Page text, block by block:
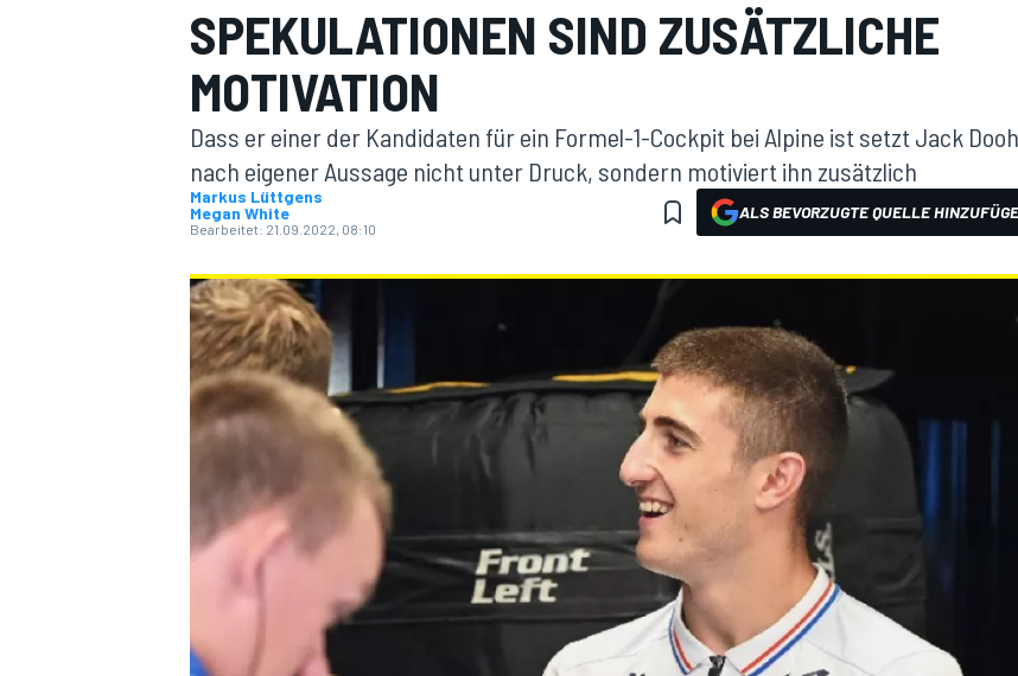
MOTOGP
SPEKULATIONEN SIND ZUSÄTZLICHE
MOTIVATION
Dass er einer der Kandidaten für ein Formel-1-Cockpit bei Alpine ist setzt Jack
nach eigener Aussage nicht unter Druck, sondern motiviert ihn zusätzlich
Markus Lüttgens
Megan White
Bearbeitet: 21.09.2022, 08:10
ALS BEVORZUGTE QUELLE